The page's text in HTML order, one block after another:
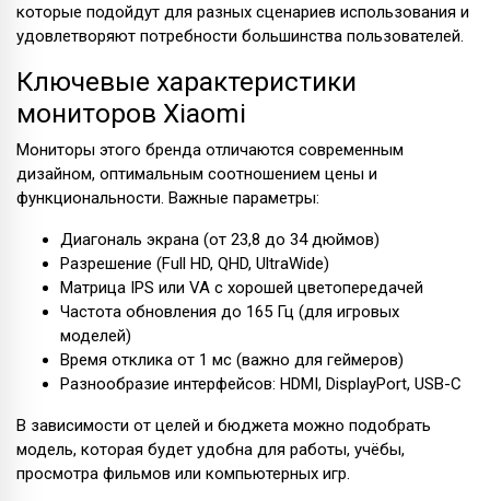
которые подойдут для разных сценариев использования и
удовлетворяют потребности большинства пользователей.
Ключевые характеристики
мониторов Xiaomi
Мониторы этого бренда отличаются современным
дизайном, оптимальным соотношением цены и
функциональности. Важные параметры:
Диагональ экрана (от 23,8 до 34 дюймов)
Разрешение (Full HD, QHD, UltraWide)
Матрица IPS или VA с хорошей цветопередачей
Частота обновления до 165 Гц (для игровых
моделей)
Время отклика от 1 мс (важно для геймеров)
Разнообразие интерфейсов: HDMI, DisplayPort, USB-C
В зависимости от целей и бюджета можно подобрать
модель, которая будет удобна для работы, учёбы,
просмотра фильмов или компьютерных игр.